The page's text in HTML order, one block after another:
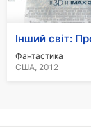
Фантастика
США, 2012